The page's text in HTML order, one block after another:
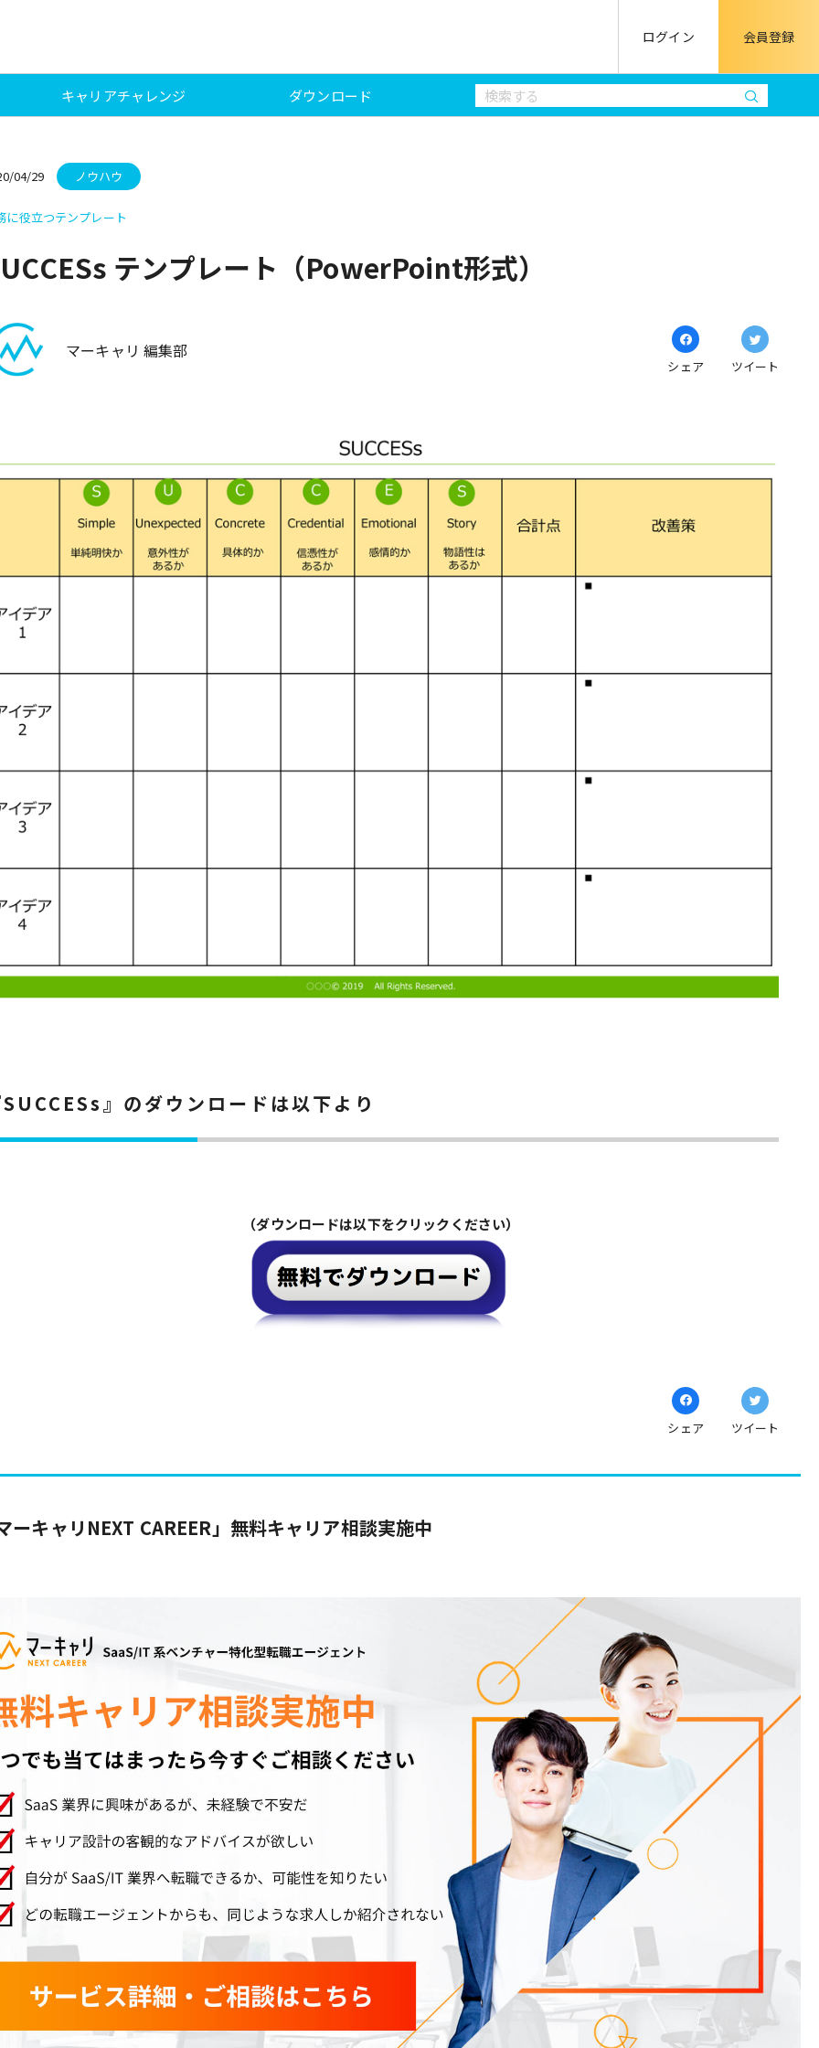
ログイン 会員登録
キャリアチャレンジ ダウンロード
04/29 ノウハウ
に役立つテンプレート
テンプレート（PowerPoint形式）
マーキャリ 編集部
シェア ツイート
』のダウンロードは以下より
（ダウンロードは以下をクリックください）
シェア ツイート
ーキャリNEXT CAREER」無料キャリア相談実施中